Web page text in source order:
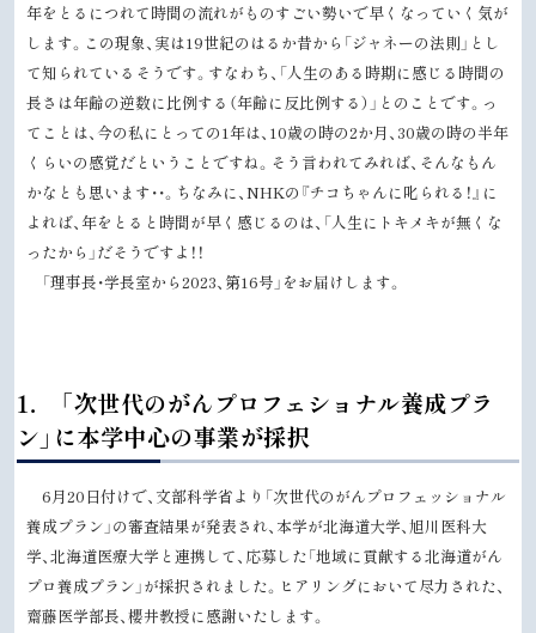
年をとるにつれて時間の流れがものすごい勢いで早くなっていく気が
します。この現象、実は19世紀のはるか昔から「ジャネーの法則」とし
て知られているそうです。すなわち、「人生のある時期に感じる時間の
長さは年齢の逆数に比例する（年齢に反比例する）」とのことです。っ
てことは、今の私にとっての1年は、10歳の時の2か月、30歳の時の半年
くらいの感覚だということですね。そう言われてみれば、そんなもん
かなとも思います・・。ちなみに、NHKの『チコちゃんに叱られる！』に
よれば、年をとると時間が早く感じるのは、「人生にトキメキが無くな
ったから」だそうですよ！！
「理事長・学長室から2023、第16号」をお届けします。
ッ
プ
る
1． 「次世代のがんプロフェショナル養成プラ
ン」に本学中心の事業が採択
6月20日付けで、文部科学省より「次世代のがんプロフェッショナル
養成プラン」の審査結果が発表され、本学が北海道大学、旭川医科大
学、北海道医療大学と連携して、応募した「地域に貢献する北海道がん
プロ養成プラン」が採択されました。ヒアリングにおいて尽力された、
齋藤医学部長、櫻井教授に感謝いたします。